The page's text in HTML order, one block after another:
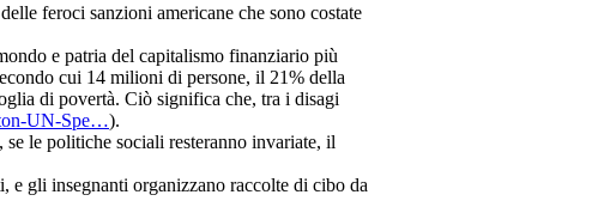
feroci sanzioni americane che sono costate
e patria del capitalismo finanziario più
cui 14 milioni di persone, il 21% della
di povertà. Ciò significa che, tra i disagi
UN-Spe…).
le politiche sociali resteranno invariate, il
e gli insegnanti organizzano raccolte di cibo da